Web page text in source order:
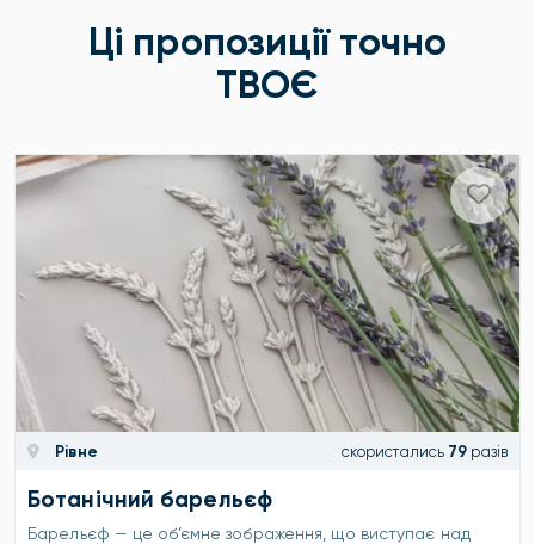
Ці пропозиції точно
ТВОЄ
Рівне скористались 79 разів
Ботанічний барельєф
Барельєф — це об’ємне зображення, що виступає над